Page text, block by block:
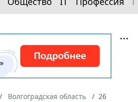
Волгоградская область
26